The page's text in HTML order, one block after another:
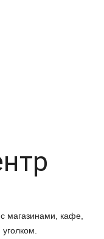
магазинами, кафе,